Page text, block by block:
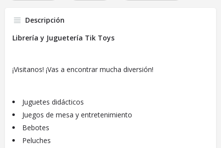
Descripción
Librería y Juguetería Tik Toys
¡Visitanos! ¡Vas a encontrar mucha diversión!
Juguetes didácticos
Juegos de mesa y entretenimiento
Bebotes
Peluches